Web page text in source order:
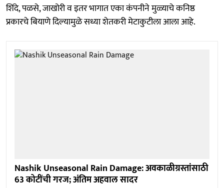
शिंदे, पळसे, जाखोरी व इतर भागात एका कंपनीने मुळ्याचे कनिष्ठ
प्रकारचे बियाणे दिल्यामुळे सध्या शेतकरी मेटाकुटीला आला आहे.
Nashik Unseasonal Rain Damage: अवकाळीग्रस्तांसाठी
63 कोटींची गरज; अंतिम अहवाल सादर